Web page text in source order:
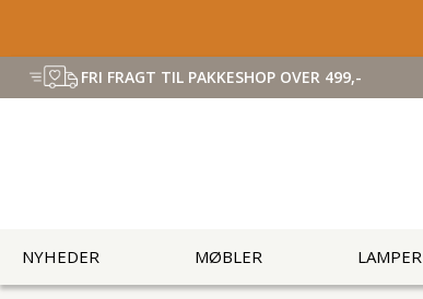
FRI FRAGT TIL PAKKESHOP OVER 499,-
NYHEDER MØBLER LAMPER